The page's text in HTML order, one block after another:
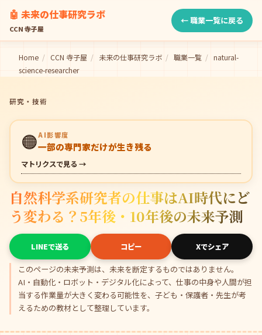
🤖 未来の仕事研究ラボ
CCN 寺子屋
← 職業一覧に戻る
Home / CCN 寺子屋 / 未来の仕事研究ラボ / 職業一覧 / natural-
science-researcher
研究・技術
🟠AI影響度
一部の専門家だけが生き残る
マトリクスで見る →
自然科学系研究者の仕事はAI時代にど
う変わる？5年後・10年後の未来予測
LINEで送る コピー Xでシェア
このページの未来予測は、未来を断定するものではありません。
AI・自動化・ロボット・デジタル化によって、仕事の中身や人間が担
当する作業量が大きく変わる可能性を、子ども・保護者・先生が考
えるための教材として整理しています。